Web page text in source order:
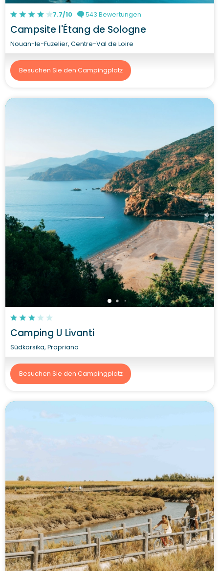
7.7/10 543 Bewertungen
Campsite l'Étang de Sologne
Nouan-le-Fuzelier, Centre-Val de Loire
Besuchen Sie den Campingplatz
Camping U Livanti
Südkorsika, Propriano
Besuchen Sie den Campingplatz